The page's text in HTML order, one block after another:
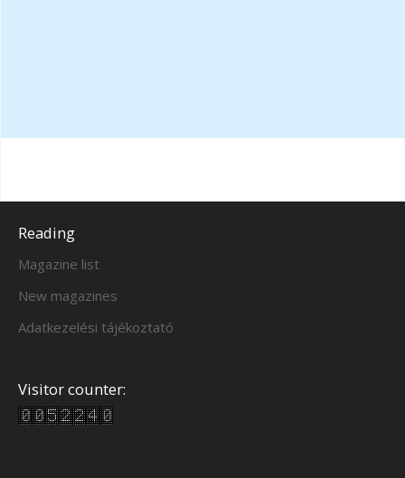
Reading
Magazine list
New magazines
Adatkezelési tájékoztató
Visitor counter: